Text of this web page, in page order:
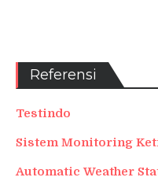
Referensi
Testindo
Sistem Monitoring
Automatic Weather